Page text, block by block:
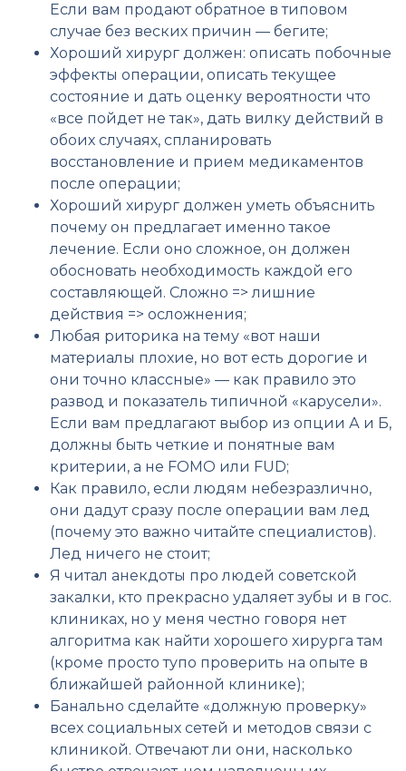
Если вам продают обратное в типовом
случае без веских причин — бегите;
Хороший хирург должен: описать побочные
эффекты операции, описать текущее
состояние и дать оценку вероятности что
«все пойдет не так», дать вилку действий в
обоих случаях, спланировать
восстановление и прием медикаментов
после операции;
Хороший хирург должен уметь объяснить
почему он предлагает именно такое
лечение. Если оно сложное, он должен
обосновать необходимость каждой его
составляющей. Сложно => лишние
действия => осложнения;
Любая риторика на тему «вот наши
материалы плохие, но вот есть дорогие и
они точно классные» — как правило это
развод и показатель типичной «карусели».
Если вам предлагают выбор из опции А и Б,
должны быть четкие и понятные вам
критерии, а не FOMO или FUD;
Как правило, если людям небезразлично,
они дадут сразу после операции вам лед
(почему это важно читайте специалистов).
Лед ничего не стоит;
Я читал анекдоты про людей советской
закалки, кто прекрасно удаляет зубы и в гос.
клиниках, но у меня честно говоря нет
алгоритма как найти хорошего хирурга там
(кроме просто тупо проверить на опыте в
ближайшей районной клинике);
Банально сделайте «должную проверку»
всех социальных сетей и методов связи с
клиникой. Отвечают ли они, насколько